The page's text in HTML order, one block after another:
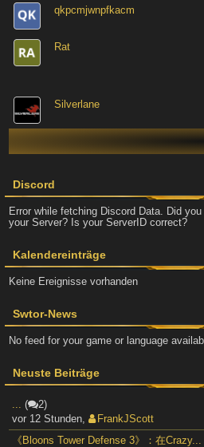
Discord
Error while fetching Discord Data. Did
your Server? Is your ServerID correct?
Kalendereinträge
Keine Ereignisse vorhanden
Swtor-News
No feed for your game or language
Neuste Beiträge
... (
2)
vor 12 Stunden,
FrankJScott
《Bloons Tower Defense 3》：在Crazy...
qkpcmjwnpfkacm
Rat
Silverlane